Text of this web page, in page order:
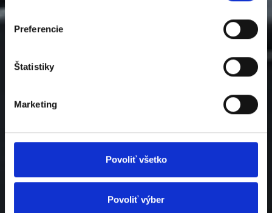
Preferencie
Štatistiky
Marketing
Povoliť všetko
Povoliť výber